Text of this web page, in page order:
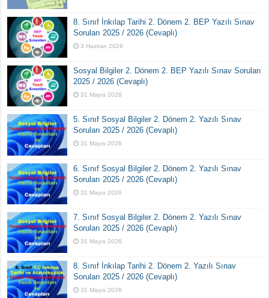
8. Sınıf İnkılap Tarihi 2. Dönem 2. BEP Yazılı Sınav
Soruları 2025 / 2026 (Cevaplı)
3 Haziran 2026
Sosyal Bilgiler 2. Dönem 2. BEP Yazılı Sınav Soruları
2025 / 2026 (Cevaplı)
31 Mayıs 2026
5. Sınıf Sosyal Bilgiler 2. Dönem 2. Yazılı Sınav
Soruları 2025 / 2026 (Cevaplı)
31 Mayıs 2026
6. Sınıf Sosyal Bilgiler 2. Dönem 2. Yazılı Sınav
Soruları 2025 / 2026 (Cevaplı)
31 Mayıs 2026
7. Sınıf Sosyal Bilgiler 2. Dönem 2. Yazılı Sınav
Soruları 2025 / 2026 (Cevaplı)
31 Mayıs 2026
8. Sınıf İnkılap Tarihi 2. Dönem 2. Yazılı Sınav
Soruları 2025 / 2026 (Cevaplı)
31 Mayıs 2026